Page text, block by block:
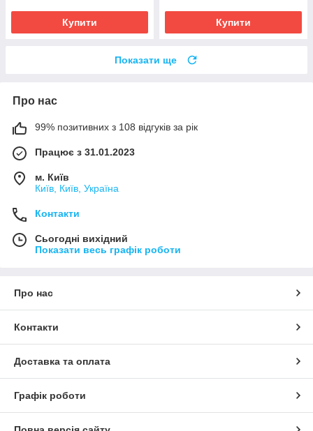
Купити Купити
Показати ще
Про нас
99% позитивних з 108 відгуків за рік
Працює з 31.01.2023
м. Київ
Київ, Київ, Україна
Контакти
Сьогодні вихідний
Показати весь графік роботи
Про нас
Контакти
Доставка та оплата
Графік роботи